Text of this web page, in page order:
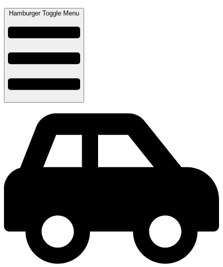
Hamburger Toggle Menu